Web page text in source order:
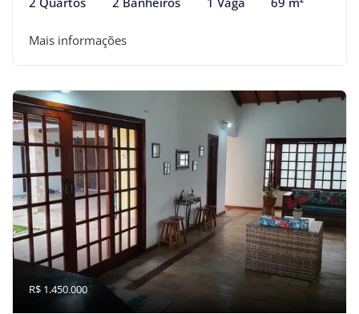
Mais informações
R$ 1.450.000